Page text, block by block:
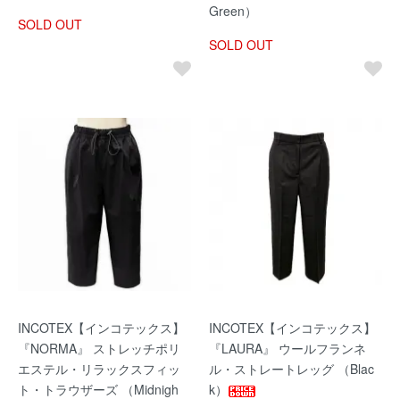
SOLD OUT
Green）
SOLD OUT
INCOTEX【インコテックス】
『NORMA』 ストレッチポリ
エステル・リラックスフィッ
ト・トラウザーズ （Midnigh
INCOTEX【インコテックス】
『LAURA』 ウールフランネ
ル・ストレートレッグ （Blac
k）